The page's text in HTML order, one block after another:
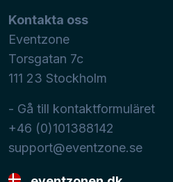
Kontakta oss
Eventzone
Torsgatan 7c
111 23 Stockholm
- Gå till kontaktformuläret
+46 (0)101388142
support@eventzone.se